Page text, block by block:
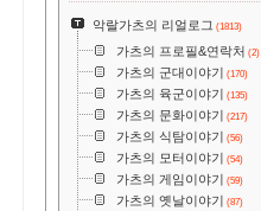
악랄가츠의 리얼로그 (1813)
가츠의 프로필&연락처 (2)
가츠의 군대이야기 (170)
가츠의 육군이야기 (135)
가츠의 문화이야기 (217)
가츠의 식탐이야기 (56)
가츠의 모터이야기 (54)
가츠의 게임이야기 (59)
가츠의 옛날이야기 (87)